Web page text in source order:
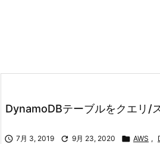
DynamoDBテーブルをクエリ/
 7月 3, 2019  9月 23, 2020  AWS ,